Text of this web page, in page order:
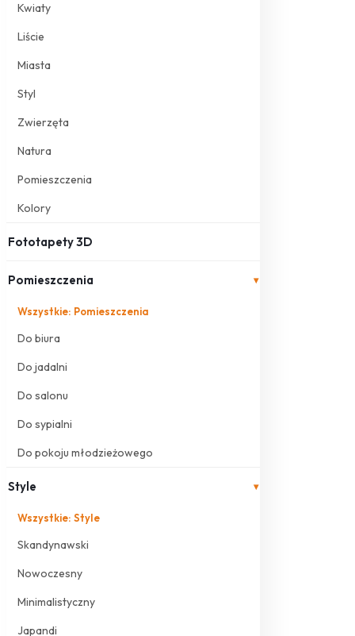
Kwiaty
Liście
Miasta
Styl
Zwierzęta
Natura
Pomieszczenia
Kolory
Fototapety 3D
Pomieszczenia ▾
Wszystkie: Pomieszczenia
Do biura
Do jadalni
Do salonu
Do sypialni
Do pokoju młodzieżowego
Style ▾
Wszystkie: Style
Skandynawski
Nowoczesny
Minimalistyczny
Japandi